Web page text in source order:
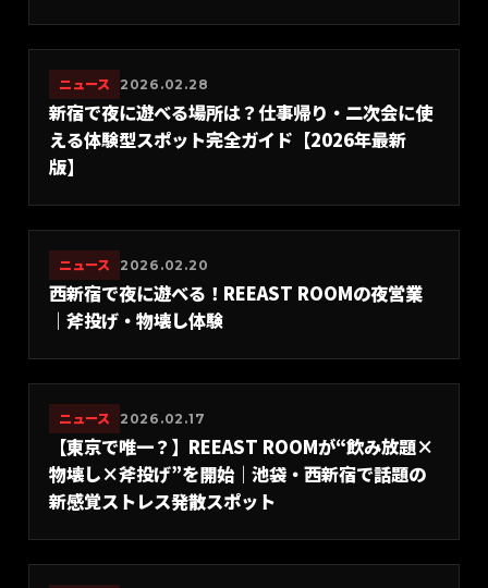
ニュース 2026.02.28
新宿で夜に遊べる場所は？仕事帰り・二次会に使
える体験型スポット完全ガイド【2026年最新
版】
ニュース 2026.02.20
西新宿で夜に遊べる！REEAST ROOMの夜営業
｜斧投げ・物壊し体験
ニュース 2026.02.17
【東京で唯一？】REEAST ROOMが“飲み放題×
物壊し×斧投げ”を開始｜池袋・西新宿で話題の
新感覚ストレス発散スポット